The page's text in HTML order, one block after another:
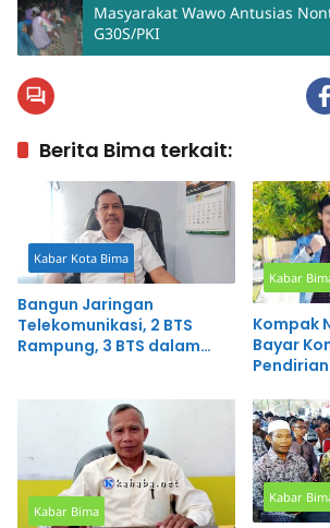
Masyarakat Wawo Antusias
G30S/PKI
Berita Bima terkait:
Kabar Kota Bima
Bangun Jaringan
Telekomunikasi, 2 BTS
Rampung, 3 BTS dalam
Kabar
Kompak
Bayar
Kabar Bima
Kabar